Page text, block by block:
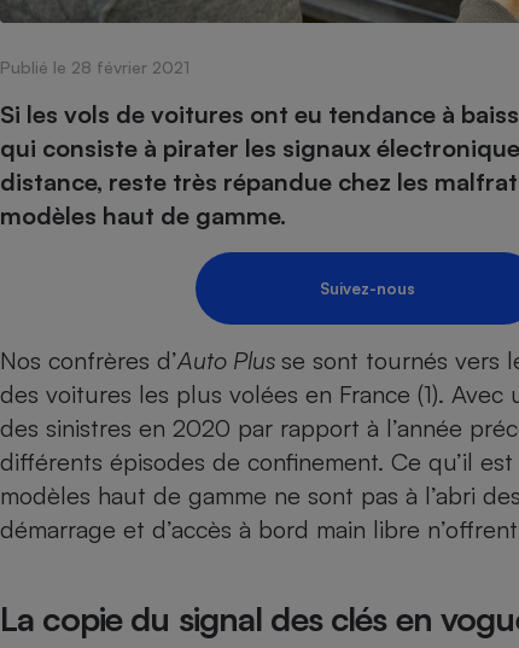
Publié le 28 février 2021
Si les vols de voitures ont eu tendance à
qui consiste à pirater les signaux
distance, reste très répandue chez les
modèles haut de gamme.
Suivez-nous
Nos confrères d’Auto Plus se sont tournés vers
des voitures les plus volées en France (1).
des sinistres en 2020 par rapport à l’année
différents épisodes de confinement. Ce qu’il
modèles haut de gamme ne sont pas à l’abri
démarrage et d’accès à bord main libre
La copie du signal des clés en
Complément
alimentaire
Assurance
Petit
Lave-linge
Internet
Téléviseur
Téléphone
Radiateur
Mutuelle
Antimoustique